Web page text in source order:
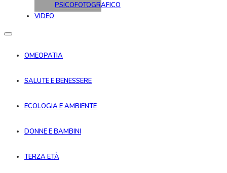
PSICOFOTOGRAFICO
VIDEO
OMEOPATIA
SALUTE E BENESSERE
ECOLOGIA E AMBIENTE
DONNE E BAMBINI
TERZA ETÀ